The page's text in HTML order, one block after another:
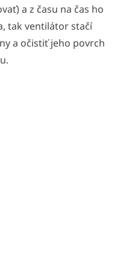
a z času na čas ho
tak ventilátor stačí
a očistiť jeho povrch